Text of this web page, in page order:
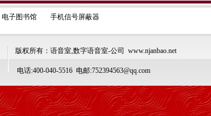
电子图书馆 手机信号屏蔽器
版权所有：语音室,数字语音室-公司 www.njanbao.net
电话:400-040-5516 电邮:752394563@qq.com